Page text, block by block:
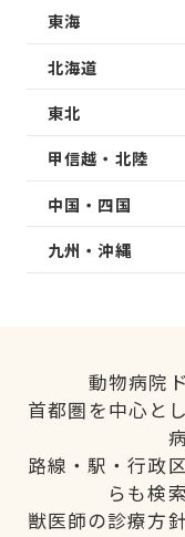
東海
北海道
東北
甲信越・北陸
中国・四国
九州・沖縄
動物病院
首都圏を中心と
路線・駅・行政
らも検
獣医師の診療方